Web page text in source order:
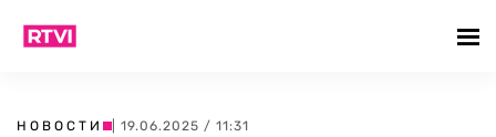
НОВОСТИ | 19.06.2025 / 11:31